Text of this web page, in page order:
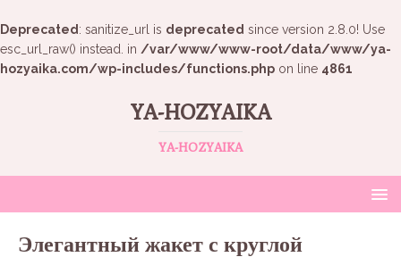
Deprecated : sanitize_url is deprecated since version 2.8.0! Use
esc_url_raw() instead. in /var/www/www-root/data/www/ya-
hozyaika.com/wp-includes/functions.php on line 4861
YA-HOZYAIKA
YA-HOZYAIKA
Элегантный жакет с круглой